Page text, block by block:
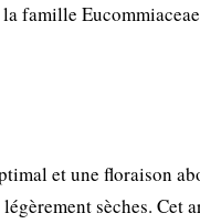
famille
et une floraison
sèches. Cet